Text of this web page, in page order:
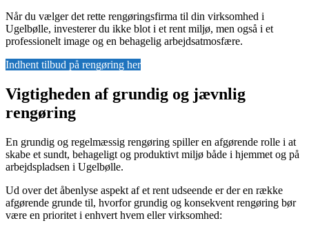
Når du vælger det rette rengøringsfirma til din virksomhed i
Ugelbølle, investerer du ikke blot i et rent miljø, men også i et
professionelt image og en behagelig arbejdsatmosfære.
Indhent tilbud på rengøring her
Vigtigheden af grundig og jævnlig
rengøring
En grundig og regelmæssig rengøring spiller en afgørende rolle i at
skabe et sundt, behageligt og produktivt miljø både i hjemmet og på
arbejdspladsen i Ugelbølle.
Ud over det åbenlyse aspekt af et rent udseende er der en række
afgørende grunde til, hvorfor grundig og konsekvent rengøring bør
være en prioritet i enhvert hvem eller virksomhed: